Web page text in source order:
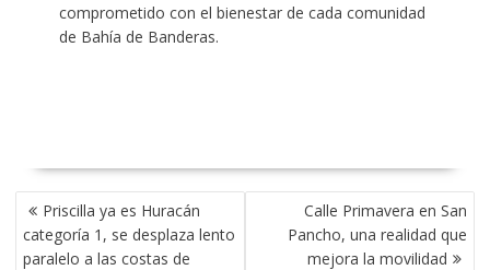
comprometido con el bienestar de cada comunidad
de Bahía de Banderas.
NAVEGACIÓN
DE
ENTRADAS
Priscilla ya es Huracán
categoría 1, se desplaza lento
paralelo a las costas de
Calle Primavera en San
Pancho, una realidad que
mejora la movilidad